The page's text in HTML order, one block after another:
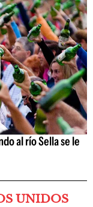
al río Sella se le
UNIDOS